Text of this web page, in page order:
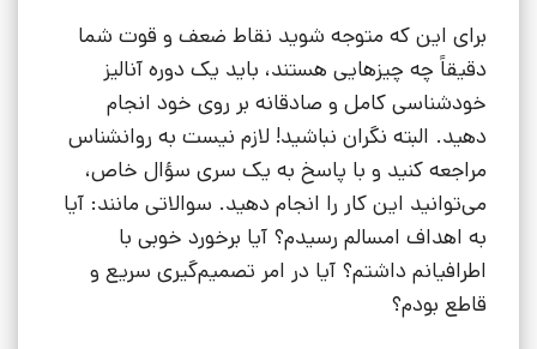
برای این که متوجه شوید نقاط ضعف و قوت شما
دقیقاً چه چیزهایی هستند، باید یک دوره آنالیز
خودشناسی کامل و صادقانه بر روی خود انجام
دهید. البته نگران نباشید! لازم نیست به روانشناس
مراجعه کنید و با پاسخ به یک سری سؤال خاص،
می‌توانید این کار را انجام دهید. سوالاتی مانند: آیا
به اهداف امسالم رسیدم؟ آیا برخورد خوبی با
اطرافیانم داشتم؟ آیا در امر تصمیم‌گیری سریع و
قاطع بودم؟